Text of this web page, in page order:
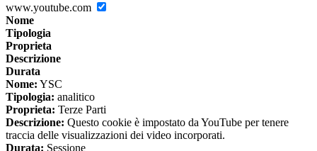
www.youtube.com
Nome
Tipologia
Proprieta
Descrizione
Durata
Nome: YSC
Tipologia: analitico
Proprieta: Terze Parti
Descrizione: Questo cookie è impostato da YouTube per tenere
traccia delle visualizzazioni dei video incorporati.
Durata: Sessione